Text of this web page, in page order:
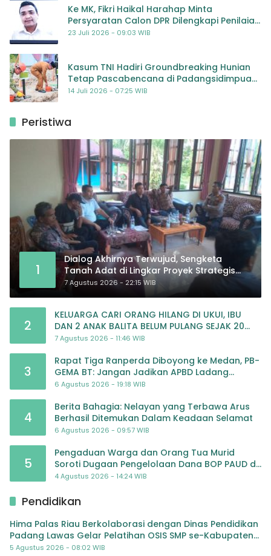
Ke MK, Fikri Haikal Harahap Minta
Persyaratan Calon DPR Dilengkapi Penilaian
Kompetensi
23 Juli 2026 - 09:03 WIB
Kasum TNI Hadiri Groundbreaking Hunian
Tetap Pascabencana di Padangsidimpuan,
Harapan Baru bagi Penyintas
14 Juli 2026 - 07:25 WIB
Peristiwa
1
Dialog Akhirnya Terwujud, Sengketa
Tanah Adat di Lingkar Proyek Strategis
Nasional Memasuki Babak Baru
7 Agustus 2026 - 22:15 WIB
2
KELUARGA CARI ORANG HILANG DI UKUI, IBU
DAN 2 ANAK BALITA BELUM PULANG SEJAK 20
JULI 2026
7 Agustus 2026 - 11:46 WIB
3
Rapat Tiga Ranperda Diboyong ke Medan, PB-
GEMA BT: Jangan Jadikan APBD Ladang
Pembiayaan yang Tak Perlu
6 Agustus 2026 - 19:18 WIB
4
Berita Bahagia: Nelayan yang Terbawa Arus
Berhasil Ditemukan Dalam Keadaan Selamat
6 Agustus 2026 - 09:57 WIB
5
Pengaduan Warga dan Orang Tua Murid
Soroti Dugaan Pengelolaan Dana BOP PAUD di
TK Al-Ikhlas Tapanuli Selatan
4 Agustus 2026 - 14:24 WIB
Pendidikan
Hima Palas Riau Berkolaborasi dengan Dinas Pendidikan
Padang Lawas Gelar Pelatihan OSIS SMP se-Kabupaten
Padang Lawas
5 Agustus 2026 - 08:02 WIB